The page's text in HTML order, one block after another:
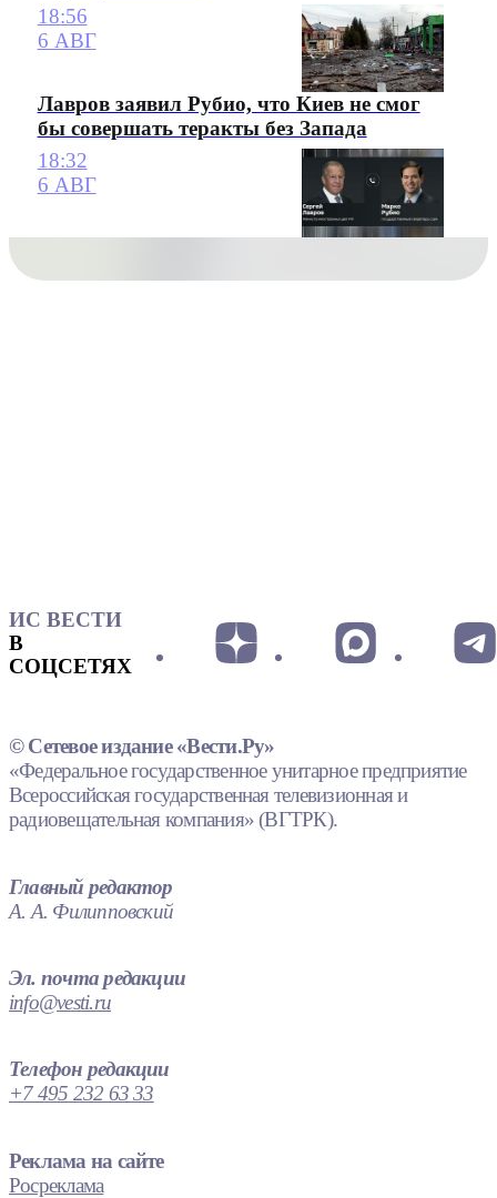
18:56
6 АВГ
Лавров заявил Рубио, что Киев не смог
бы совершать теракты без Запада
18:32
6 АВГ
ИС ВЕСТИ
В
СОЦСЕТЯХ
© Сетевое издание «Вести.Ру»
«Федеральное государственное унитарное предприятие
Всероссийская государственная телевизионная и
радиовещательная компания» (ВГТРК).
Главный редактор
А. А. Филипповский
Эл. почта редакции
info@vesti.ru
Телефон редакции
+7 495 232 63 33
Реклама на сайте
Росреклама